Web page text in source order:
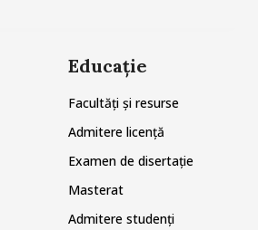
Educație
Facultăți și resurse
Admitere licență
Examen de disertație
Masterat
Admitere studenți